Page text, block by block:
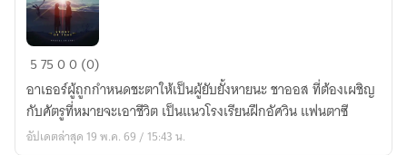
CHAOS
หายนะ
วัน
พิพากษา
57500 (0)
อาเธอร์ผู้ถูกกำหนดชะตาให้เป็นผู้ยับยั้งหายนะ ชาออส ที่ต้องเผชิญ
กับศัตรูที่หมายจะเอาชีวิต เป็นแนวโรงเรียนฝึกอัศวิน แฟนตาซี
อัปเดตล่าสุด 19 พ.ค. 69 / 15:43 น.